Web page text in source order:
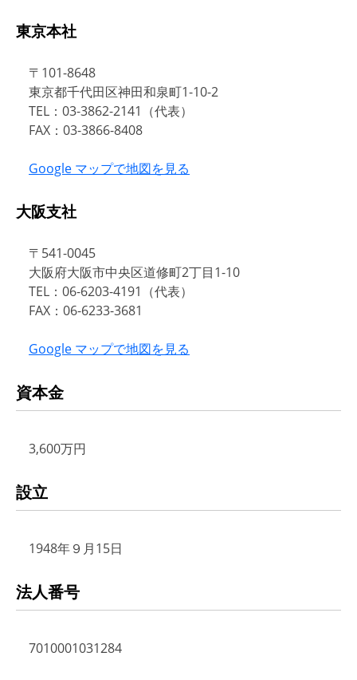
東京本社
〒101-8648
東京都千代田区神田和泉町1-10-2
TEL：03-3862-2141（代表）
FAX：03-3866-8408
Google マップで地図を見る
大阪支社
〒541-0045
大阪府大阪市中央区道修町2丁目1-10
TEL：06-6203-4191（代表）
FAX：06-6233-3681
Google マップで地図を見る
資本金
3,600万円
設立
1948年９月15日
法人番号
7010001031284